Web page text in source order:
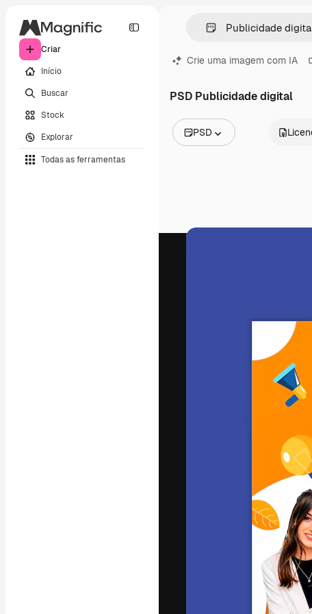
Criar
Início
Buscar
Stock
Explorar
Todas as ferramentas
Crie uma imagem com IA
PSD Publicidade digital
PSD
Vídeos
A plataforma
seu melhor
assinantes
agências e
Português
Copyright © 2010-